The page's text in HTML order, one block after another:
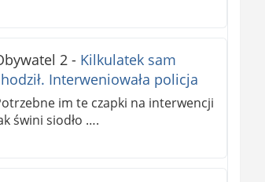
2- Kilkulatek sam
Interweniowała policja
im te czapki na interwencji
świni siodło ….